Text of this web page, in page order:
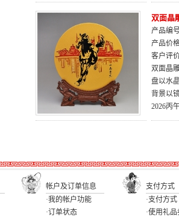
双面晶
产品编
产品价
客户评
双面晶
盘以水
背景以
2026丙
帐户及订单信息
支付方式
·我的帐户功能
·订单状态
·支付方式
·使用礼品